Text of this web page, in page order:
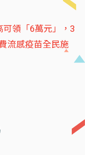
領「6萬元」，3
流感疫苗全民施